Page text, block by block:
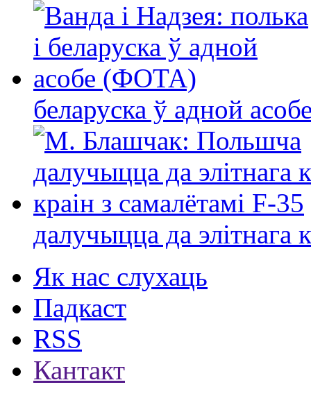
беларуска ў адной
далучыцца да элітнага
Як нас слухаць
Падкаст
RSS
Кантакт